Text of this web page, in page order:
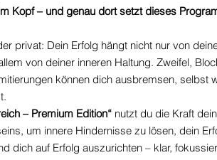
Kopf – und genau dort setzt dieses
privat: Dein Erfolg hängt nicht nur von
von deiner inneren Haltung. Zweifel,
können dich ausbremsen, selbst
– Premium Edition“ nutzt du die Kraft
um innere Hindernisse zu lösen, dein
dich auf Erfolg auszurichten – klar,